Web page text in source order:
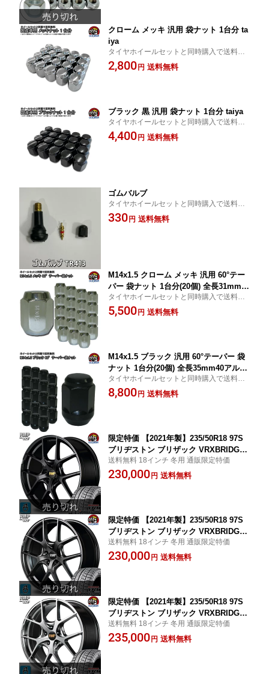
クローム メッキ 汎用 袋ナット 1台分 ta
iya
タイヤホイールセットと同時購入で送料無
料
2,800 円 送料無料
ブラック 黒 汎用 袋ナット 1台分 taiya
タイヤホイールセットと同時購入で送料無
料
4,400 円 送料無料
ゴムバルブ
タイヤホイールセットと同時購入で送料無
料
330 円 送料無料
M14x1.5 クローム メッキ 汎用 60°テー
パー 袋ナット 1台分(20個) 全長31mm40
アルファード ヴェルファイアなどに tai
ya
タイヤホイールセットと同時購入で送料無
料
5,500 円 送料無料
M14x1.5 ブラック 汎用 60°テーパー 袋
ナット 1台分(20個) 全長35mm40アルフ
ァード ヴェルファイアなどに taiya
タイヤホイールセットと同時購入で送料無
料
8,800 円 送料無料
限定特価 【2021年製】235/50R18 97S
ブリヂストン ブリザック VRXBRIDGE
STONE BLIZZAK VRX新品 スタッドレ
スタイヤ ホイール4本セットRMP 025F1
送料無料 18インチ 冬用 通販限定特価
230,000 円 送料無料
限定特価 【2021年製】235/50R18 97S
ブリヂストン ブリザック VRXBRIDGE
STONE BLIZZAK VRX新品 スタッドレ
スタイヤ ホイール4本セットRMP 025F1
送料無料 18インチ 冬用 通販限定特価
230,000 円 送料無料
限定特価 【2021年製】235/50R18 97S
ブリヂストン ブリザック VRXBRIDGE
STONE BLIZZAK VRX新品 スタッドレ
スタイヤ ホイール4本セットRMP 025F1
送料無料 18インチ 冬用 通販限定特価
235,000 円 送料無料